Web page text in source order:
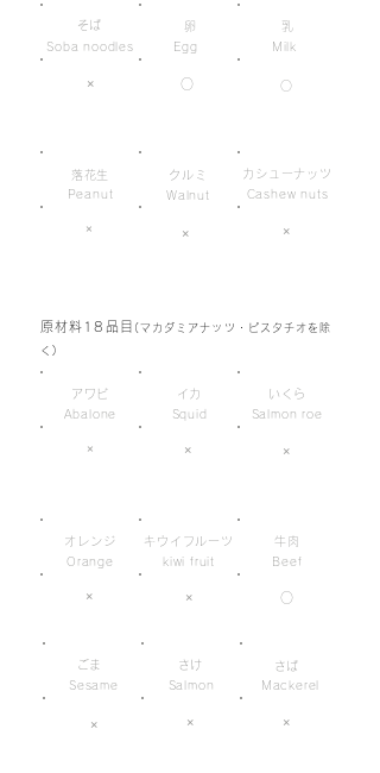
そば
Soba noodles
×
Egg
○
Milk
○
卵 乳
Peanut
落花生
×
クルミ
Walnut
×
Cashew nuts
カシューナッツ
×
原材料18品目 (マカダミアナッツ・ピスタチオを除
く)
Abalone
×
イカ
Squid
×
Salmon roe
×
アワビ いくら
Orange
×
キウイフルーツ
kiwi fruit
×
オレンジ
Beef
牛肉
○
Sesame
ごま
×
Salmon
さけ
×
Mackerel
さば
×